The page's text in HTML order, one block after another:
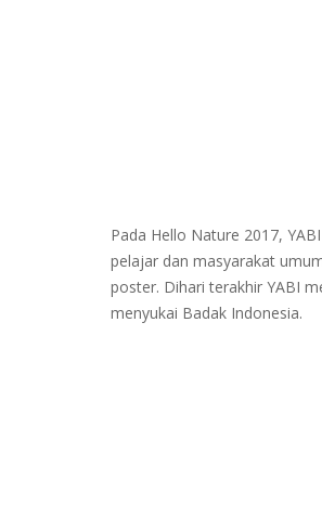
Pada Hello Nature 2017,
pelajar dan masyarakat
poster. Dihari terakhir YABI
menyukai Badak Indonesia.